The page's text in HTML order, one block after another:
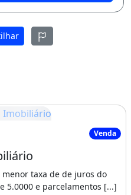
Venda
taxa de de juros do
5.0000 e parcelamentos [...]